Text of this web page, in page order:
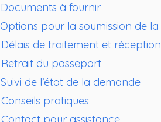
Documents à fournir
Options pour la soumission de
Délais de traitement et
Retrait du passeport
Suivi de l’état de la demande
Conseils pratiques